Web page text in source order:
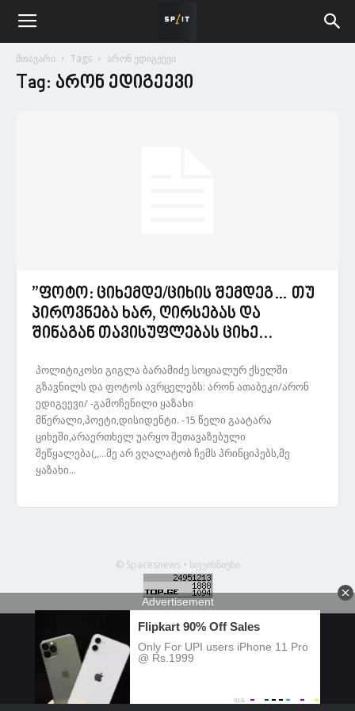
მთავარი Tags არონ ედიგეევი
Tag: არონ ედიგეევი
”ფოტო: ციხემდე/ციხის შემდეგ… თუ
პიროვნება ხარ, ღირსებას და
შინაგან თავისუფლებას ციხე...
პოლიტიკოსი გიგლა ბარამიძე სოციალურ ქსელში
გზავნილს და ფოტოს ავრცელებს: არონ ათაბეკი/არონ
ედიგეევი/ -გამოჩენილი ყაზახი
მწერალი,პოეტი,დისიდენტი. -15 წელი გაატარა
ციხეში,არაერთხელ უარყო შეთავაზებული
შეწყალება(,,...მე არ ვღალატობ ჩემს პრინციპებს,მე
ყაზახი...
© Spacesnews • სფეისნიუსი